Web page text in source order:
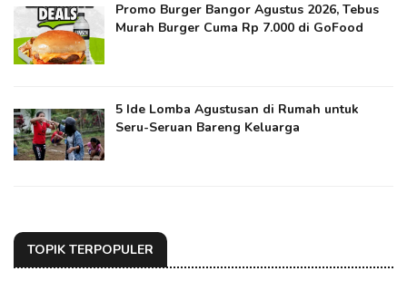
Promo Burger Bangor Agustus 2026, Tebus
Murah Burger Cuma Rp 7.000 di GoFood
5 Ide Lomba Agustusan di Rumah untuk
Seru-Seruan Bareng Keluarga
TOPIK TERPOPULER